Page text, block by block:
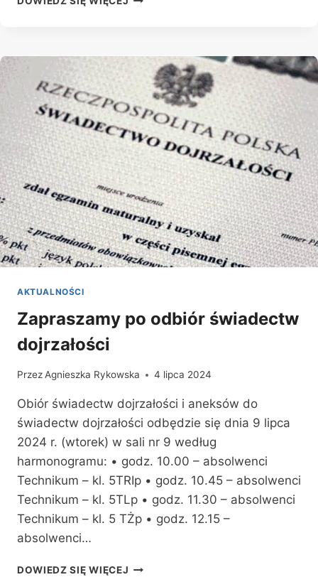
1
STANISŁAWA
STASZICA
W
PŁOŃSKU
WRAZ
Z
WYCHOWAWCAMI
AKTUALNOŚCI
Zapraszamy po odbiór świadectw
dojrzałości
Przez Agnieszka Rykowska 4 lipca 2024
Obiór świadectw dojrzałości i aneksów do
świadectw dojrzałości odbędzie się dnia 9 lipca
2024 r. (wtorek) w sali nr 9 według
harmonogramu: • godz. 10.00 – absolwenci
Technikum – kl. 5TRIp • godz. 10.45 – absolwenci
Technikum – kl. 5TLp • godz. 11.30 – absolwenci
Technikum – kl. 5 TŻp • godz. 12.15 –
absolwenci…
DOWIEDZ SIĘ WIĘCEJ ZAPRASZAMY